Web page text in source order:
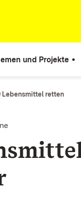
und Projekte
Lebensmittel retten